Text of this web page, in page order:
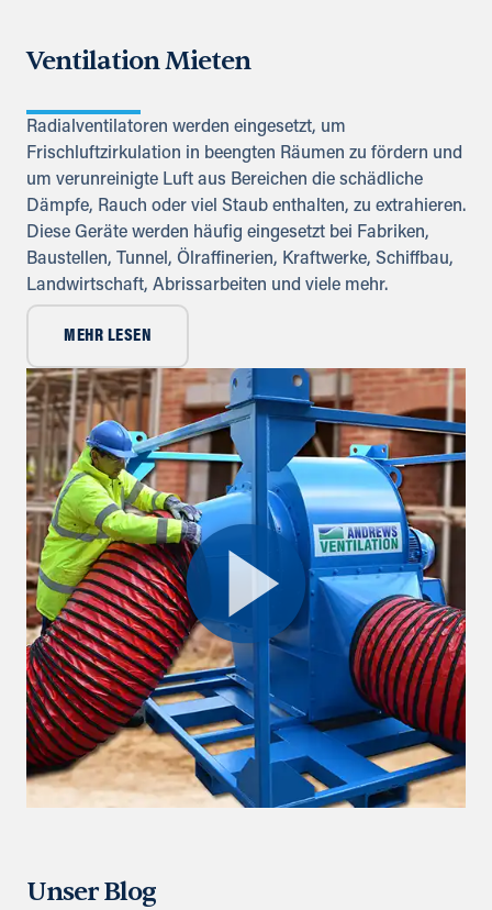
Ventilation Mieten
Radialventilatoren werden eingesetzt, um
Frischluftzirkulation in beengten Räumen zu fördern und
um verunreinigte Luft aus Bereichen die schädliche
Dämpfe, Rauch oder viel Staub enthalten, zu extrahieren.
Diese Geräte werden häufig eingesetzt bei Fabriken,
Baustellen, Tunnel, Ölraffinerien, Kraftwerke, Schiffbau,
Landwirtschaft, Abrissarbeiten und viele mehr.
MEHR LESEN
Unser Blog